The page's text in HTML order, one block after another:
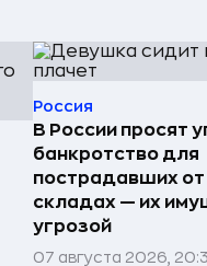
Россия
В России просят
банкротство для
пострадавших
складах — их
угрозой
07 августа 2026,